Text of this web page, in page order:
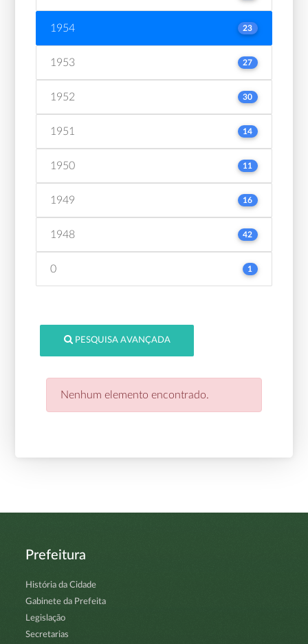
1954 23
1953 27
1952 30
1951 14
1950 11
1949 16
1948 42
0 1
PESQUISA AVANÇADA
Nenhum elemento encontrado.
Prefeitura
História da Cidade
Gabinete da Prefeita
Legislação
Secretarias